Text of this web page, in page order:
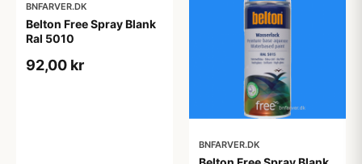
BNFARVER.DK
Belton Free Spray Blank
Ral 5010
92,00 kr
BNFARVER.DK